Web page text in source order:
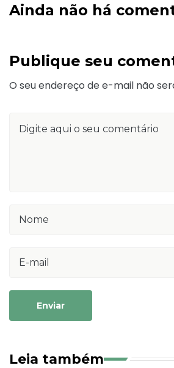
Ainda não há
Publique seu
O seu endereço de e-mail não
Enviar
Leia também